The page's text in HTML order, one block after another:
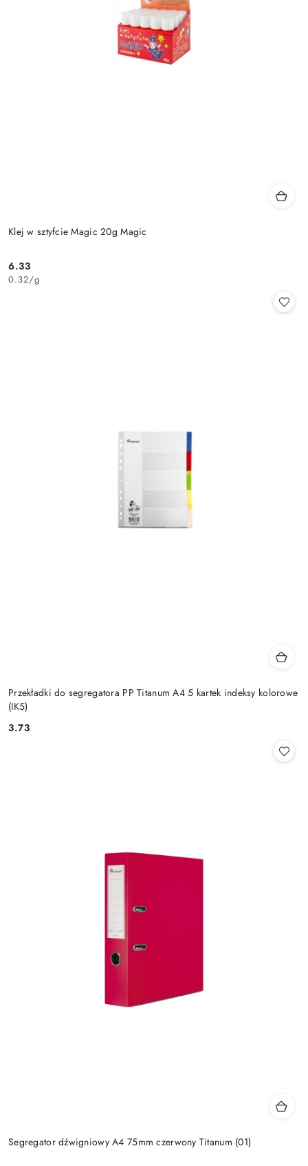
Klej w sztyfcie Magic 20g Magic
Cena:
6.33
0.32/g
Przekładki do segregatora PP Titanum A4 5 kartek indeksy kolorowe
(IK5)
Cena:
3.73
Segregator dźwigniowy A4 75mm czerwony Titanum (01)